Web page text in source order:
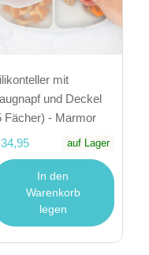
mit
und Deckel
Fächer) - Marmor
auf Lager
In den
Warenkorb
legen